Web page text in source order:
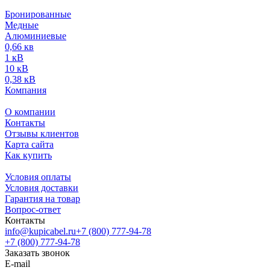
Бронированные
Медные
Алюминиевые
0,66 кв
1 кВ
10 кВ
0,38 кВ
Компания
О компании
Контакты
Отзывы клиентов
Карта сайта
Как купить
Условия оплаты
Условия доставки
Гарантия на товар
Вопрос-ответ
Контакты
info@kupicabel.ru+7 (800) 777-94-78
+7 (800) 777-94-78
Заказать звонок
E-mail